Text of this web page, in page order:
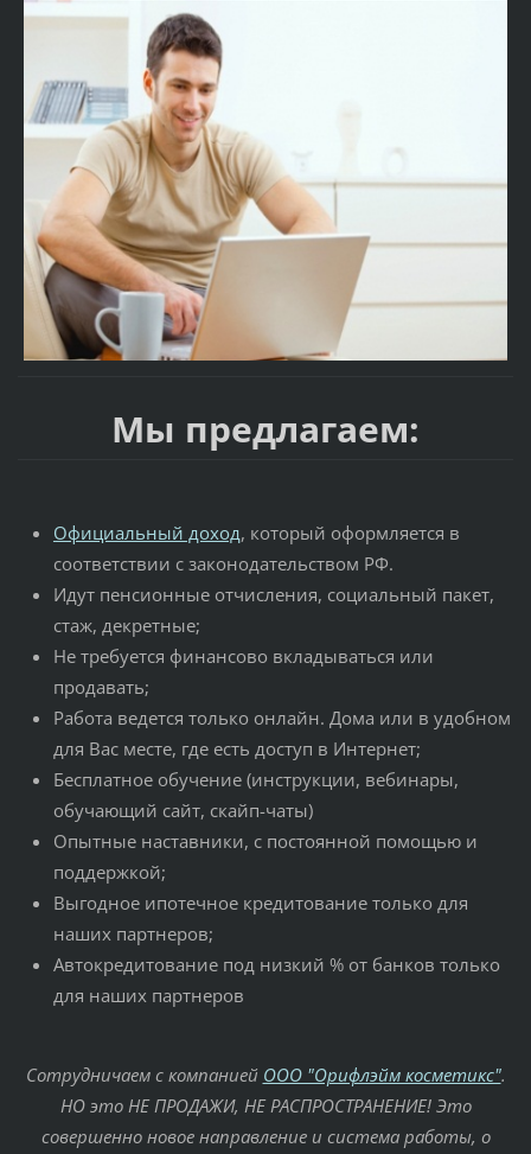
Мы предлагаем:
Официальный доход, который оформляется в
соответствии с законодательством РФ.
Идут пенсионные отчисления, социальный пакет,
стаж, декретные;
Не требуется финансово вкладываться или
продавать;
Работа ведется только онлайн. Дома или в удобном
для Вас месте, где есть доступ в Интернет;
Бесплатное обучение (инструкции, вебинары,
обучающий сайт, скайп-чаты)
Опытные наставники, с постоянной помощью и
поддержкой;
Выгодное ипотечное кредитование только для
наших партнеров;
Автокредитование под низкий % от банков только
для наших партнеров
Сотрудничаем с компанией ООО "Орифлэйм косметикс".
НО это НЕ ПРОДАЖИ, НЕ РАСПРОСТРАНЕНИЕ! Это
совершенно новое направление и система работы, о